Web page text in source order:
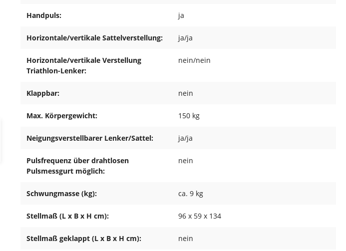
Handpuls: ja
Horizontale/vertikale Sattelverstellung: ja/ja
Horizontale/vertikale Verstellung
Triathlon-Lenker:
nein/nein
Klappbar: nein
Max. Körpergewicht: 150 kg
Neigungsverstellbarer Lenker/Sattel: ja/ja
Pulsfrequenz über drahtlosen
Pulsmessgurt möglich:
nein
Schwungmasse (kg): ca. 9 kg
Stellmaß (L x B x H cm): 96 x 59 x 134
Stellmaß geklappt (L x B x H cm): nein